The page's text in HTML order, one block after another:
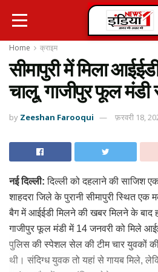
Home क्राइम
सीमापुरी में मिला
चालू, गाजीपुर फूल
by Zeeshan Farooqui फ़रवरी 18,
नई दिल्ली: दिल्ली को दहलाने की साजिश
शाहदरा जिले के पुरानी सीमापुरी स्थित एक
बैग में आईईडी मिलने की खबर मिलने के बाद
गाजीपुर फूल मंडी में 14 जनवरी को मिले
पुलिस की स्पेशल सेल की टीम चार युवकों की
थी। संदिग्ध युवक तो यहां से गायब मिले,